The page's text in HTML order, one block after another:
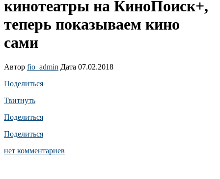
кинотеатры на КиноПоиск+,
теперь показываем кино
сами
Автор fio_admin Дата 07.02.2018
Поделиться
Твитнуть
Поделиться
Поделиться
нет комментариев